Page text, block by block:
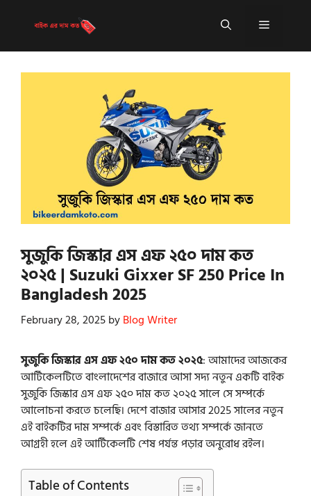
Menu
সুজুকি জিস্কার এস এফ ২৫০ দাম কত
২০২৫ | Suzuki Gixxer SF 250 Price In
Bangladesh 2025
February 28, 2025byBlog Writer
সুজুকি জিস্কার এস এফ ২৫০ দাম কত ২০২৫: আমাদের আজকের
আর্টিকেলটিতে বাংলাদেশের বাজারে আসা সদ্য নতুন একটি বাইক
সুজুকি জিস্কার এস এফ ২৫০ দাম কত ২০২৫ সালে সে সম্পর্কে
আলোচনা করতে চলেছি। দেশে বাজার আসার 2025 সালের নতুন
এই বাইকটির দাম সম্পর্কে এবং বিস্তারিত তথ্য সম্পর্কে জানতে
আগ্রহী হলে এই আর্টিকেলটি শেষ পর্যন্ত পড়ার অনুরোধ রইল।
Table of Contents